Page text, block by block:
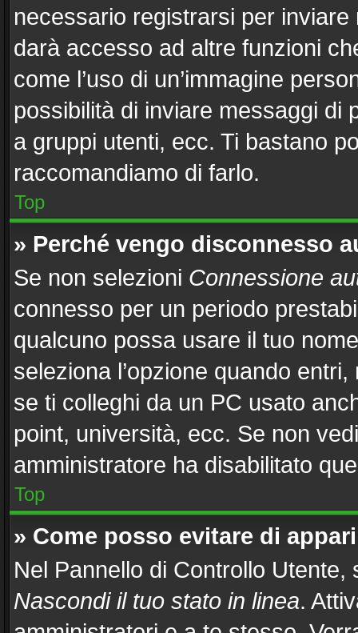
necessario registrarsi per
darà accesso ad altre funzioni
come l’uso di un’immagine
possibilità di inviare messaggi di
a gruppi utenti, ecc. Ti bastano
raccomandiamo di farlo.
Top
» Perché vengo disconnesso
Se non selezioni Connessione
connesso per un periodo
qualcuno possa usare il tuo
seleziona l’opzione quando
se ti colleghi da un PC usato
point, università, ecc. Se non
amministratore ha disabilitato
Top
» Come posso evitare di
Nel Pannello di Controllo Utente,
Nascondi il tuo stato in linea.